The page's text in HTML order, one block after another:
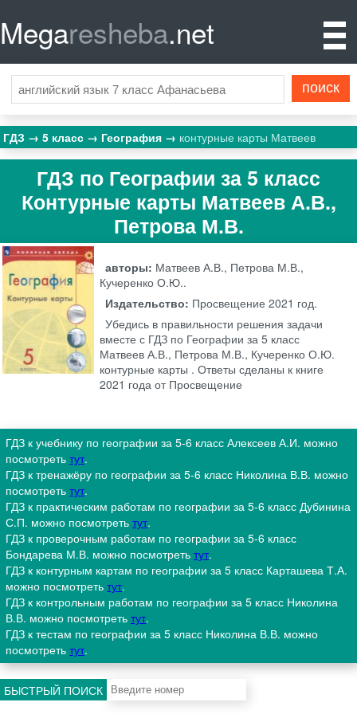
Megaresheba.net
ГДЗ 5 класс География контурные карты Матвеев
ГДЗ по Географии за 5 класс
Контурные карты Матвеев А.В.,
Петрова М.В.
авторы: Матвеев А.В., Петрова М.В.,
Кучеренко О.Ю..
Издательство: Просвещение 2021 год.
Убедись в правильности решения задачи
вместе с ГДЗ по Географии за 5 класс
Матвеев А.В., Петрова М.В., Кучеренко О.Ю.
контурные карты . Ответы сделаны к книге
2021 года от Просвещение
ГДЗ к учебнику по географии за 5-6 класс Алексеев А.И. можно
посмотреть тут.
ГДЗ к тренажёру по географии за 5-6 класс Николина В.В. можно
посмотреть тут.
ГДЗ к практическим работам по географии за 5-6 класс Дубинина
С.П. можно посмотреть тут.
ГДЗ к проверочным работам по географии за 5-6 класс
Бондарева М.В. можно посмотреть тут.
ГДЗ к контурным картам по географии за 5 класс Карташева Т.А.
можно посмотреть тут.
ГДЗ к контрольным работам по географии за 5 класс Николина
В.В. можно посмотреть тут.
ГДЗ к тестам по географии за 5 класс Николина В.В. можно
посмотреть тут.
БЫСТРЫЙ ПОИСК